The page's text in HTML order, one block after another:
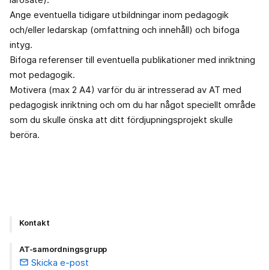
Ange eventuella tidigare utbildningar inom pedagogik
och/eller ledarskap (omfattning och innehåll) och bifoga
intyg.
Bifoga referenser till eventuella publikationer med inriktning
mot pedagogik.
Motivera (max 2 A4) varför du är intresserad av AT med
pedagogisk inriktning och om du har något speciellt område
som du skulle önska att ditt fördjupningsprojekt skulle
beröra.
Kontakt
AT-samordningsgrupp
email Skicka e-post